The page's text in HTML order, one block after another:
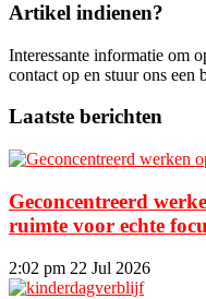
Artikel indienen?
Interessante informatie om
contact op en stuur ons een
Laatste berichten
Geconcentreerd
ruimte voor echte
2:02 pm 22 Jul 2026